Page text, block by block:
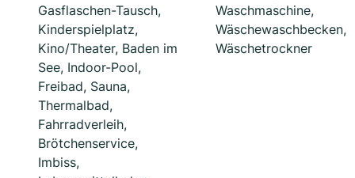
Gasflaschen-Tausch,
Kinderspielplatz,
Kino/Theater, Baden im
See, Indoor-Pool,
Freibad, Sauna,
Thermalbad,
Fahrradverleih,
Brötchenservice,
Imbiss,
Waschmaschine,
Wäschewaschbecken,
Wäschetrockner